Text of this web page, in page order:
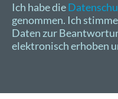
Ich habe die
genommen. Ich
Daten zur
elektronisch erhoben